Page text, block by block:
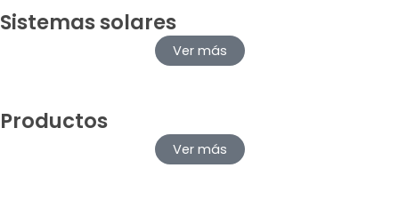
Sistemas solares
Ver más
Productos
Ver más